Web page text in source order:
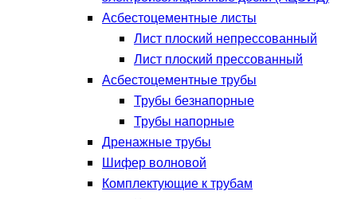
Асбестоцементные листы
Лист плоский непрессованный
Лист плоский прессованный
Асбестоцементные трубы
Трубы безнапорные
Трубы напорные
Дренажные трубы
Шифер волновой
Комплектующие к трубам